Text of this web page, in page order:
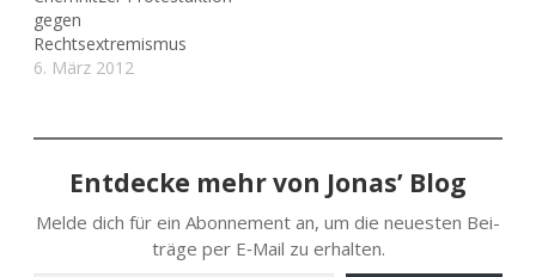
gegen
Rechtsextremismus
6. März 2012
Entdecke mehr von Jonas’ Blog
Melde dich für ein Abon­ne­ment an, um die neu­es­ten Bei­
trä­ge per E‑Mail zu erhalten.